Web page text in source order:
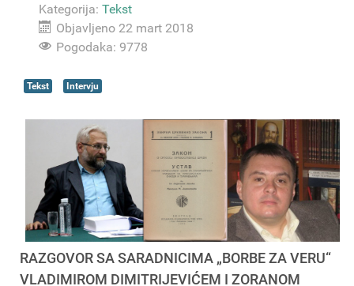
Kategorija: Tekst
Objavljeno 22 mart 2018
Pogodaka: 9778
Tekst Intervju
RAZGOVOR SA SARADNICIMA „BORBE ZA VERU“
VLADIMIROM DIMITRIJEVIĆEM I ZORANOM